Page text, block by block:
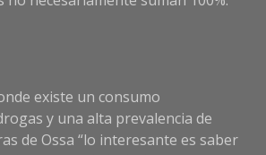
existe un consumo
y una alta prevalencia de
de Ossa “lo interesante es saber